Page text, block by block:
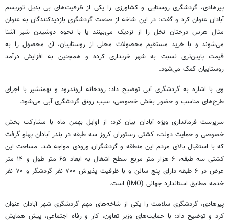
پیرهادی، گردشگری روستایی و کشاورزی را یکی از ظرفیت‌های بی بدیل توریسم
آبادان عنوان کرد و گفت: در این شاخه از صنعت گردشگری بازدیدکنندگان به عنوان
مثال هرس درختان نخل را از نزدیک می‌بینند یا با نحوه دوشیدن شیر آشنا
می‌شوند و با خرید مستقیم محصولات محلی از روستاییان، آن محصول را به
قیمت پایین‌تری نسبت به شهر خریداری کرده و همچنین به افزایش درآمد
روستاییان کمک می‌شود.
وی با اشاره به گردشگری آبی توضیح داد: رودخانه اروندرود و بهمنشیربا اجرای
طرح‌های مناسب و حضور بخش خصوصی، سبب رونق گردشگری آبی می‌شود.
سرپرست فرمانداری ویژه آبادان بیان کرد: از اوایل بهمن ماه با مشارکت بخش
خصوصی و حمایت دولت، کشتی رستوران کروز سه طبقه در بندر آبادان پهلو گرفت
که با استقبال بالای مردم این منطقه و گردشگران ورودی مواجه شد. مساحت این
کشتی سه طبقه، ۶ هزار متر مربع سطح اشغال به ابعاد ۶۵ متر طول و ۱۴ متر
عرض در ۶ طبقه دارای پنج سالن و با ظرفیت پذیرش ۷۰۰ نفر گردشگر و ۷۰ نفر
خدمه مطابق استاندارد جهانی (IMO) است.
پیرهادی، گردشگری سلامت را یکی از شاخه‌های مهم گردشگری شهر آبادان عنوان
کرد و توضیح داد: با حمایت‌های وزیر تعاون، کار و رفاه اجتماعی، پیش همایش